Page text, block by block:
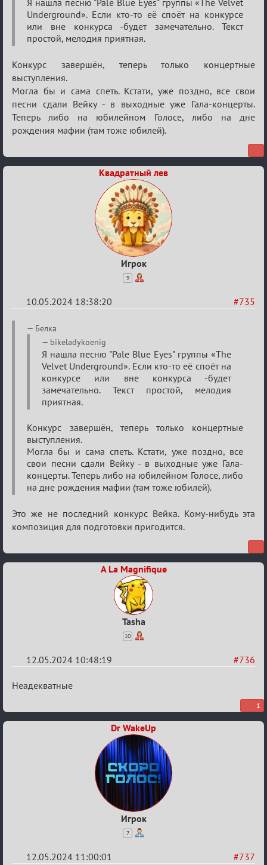
ГОЛОС
МАФИИ
(обсуждение)
Я нашла песню "Pale Blue Eyes" группы «The Velvet
Underground». Если кто-то её споёт на конкурсе
или вне конкурса -будет замечательно. Текст
простой, мелодия приятная.
Конкурс завершён, теперь только концертные
выступления.
Могла бы и сама спеть. Кстати, уже поздно, все свои
песни сдали Вейку - в выходные уже Гала-концерты.
Теперь либо на юбилейном Голосе, либо на дне
рождения мафии (там тоже юбилей).
Квадратный лев
Игрок
9
#735
10.05.2024 18:38:20
Re:
ГОЛОС
МАФИИ
(обсуждение)
Белка
bikeladykoenig
Я нашла песню "Pale Blue Eyes" группы «The
Velvet Underground». Если кто-то её споёт на
конкурсе или вне конкурса -будет
замечательно. Текст простой, мелодия
приятная.
Конкурс завершён, теперь только концертные
выступления.
Могла бы и сама спеть. Кстати, уже поздно, все
свои песни сдали Вейку - в выходные уже Гала-
концерты. Теперь либо на юбилейном Голосе, либо
на дне рождения мафии (там тоже юбилей).
Это же не последний конкурс Вейка. Кому-нибудь эта
композиция для подготовки пригодится.
A La Magnifique
Tasha
10
#736
12.05.2024 10:48:19
Re:
МАФИИ
Неадекватные
1
Dr WakeUp
Игрок
7
#737
12.05.2024 11:00:01